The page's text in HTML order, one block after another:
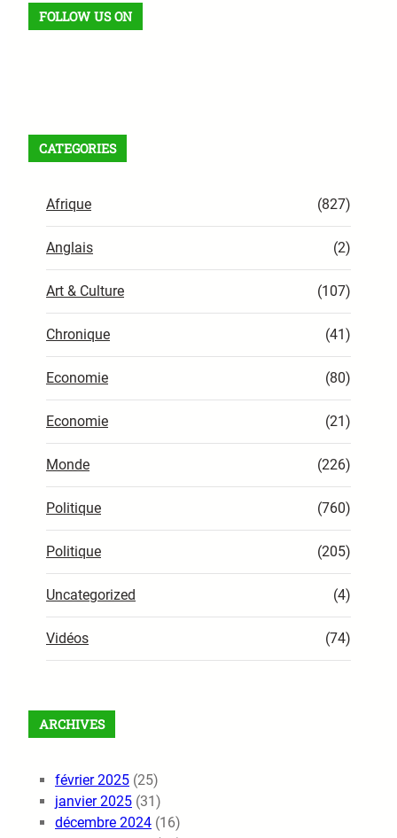
FOLLOW US ON
CATEGORIES
Afrique (827)
Anglais (2)
Art & Culture (107)
Chronique (41)
Economie (80)
Economie (21)
Monde (226)
Politique (760)
Politique (205)
Uncategorized (4)
Vidéos (74)
ARCHIVES
février 2025 (25)
janvier 2025 (31)
décembre 2024 (16)